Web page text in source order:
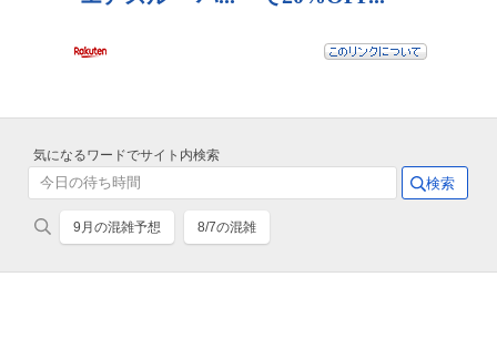
気になるワードでサイト内検索
9月の混雑予想 8/7の混雑